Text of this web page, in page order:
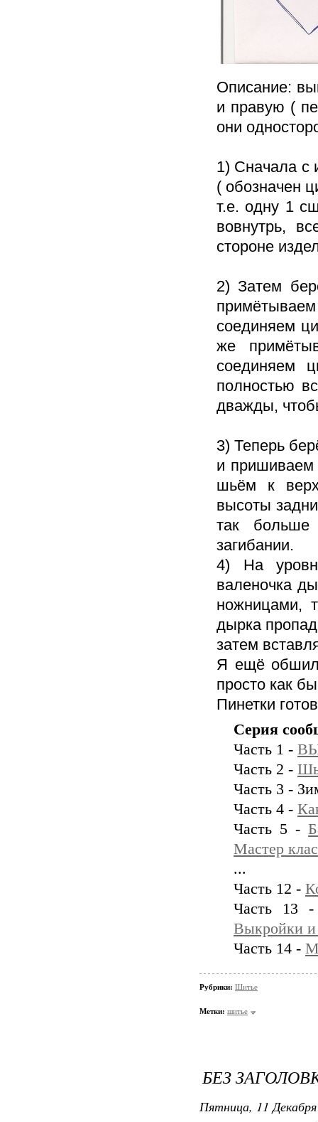
Описание:
и правую (
они
1) Сначала с
( обозначен
т.е. одну 1
вовнутрь,
стороне
2) Затем
соединяем
же
соединяем
полностью
дважды,
3) Теперь
и пришиваем
шьём к
высоты
так
загибании.
4) На
валеночка
ножницами,
дырка
затем
Я ещё
просто как
Пинетки
Серия
Часть 1 -
Часть 2 -
Часть 3 -
Часть 4 -
Часть 5 -
Мастер
...
Часть 12 -
Часть 13
Выкройки и
Часть 14 -
Рубрики: Шитье
Метки: шитье
БЕЗ
Пятница, 11